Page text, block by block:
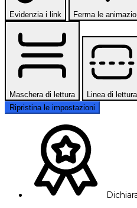
Evidenzia i link Ferma le
Maschera di lettura Linea di lettura
Ripristina le impostazioni